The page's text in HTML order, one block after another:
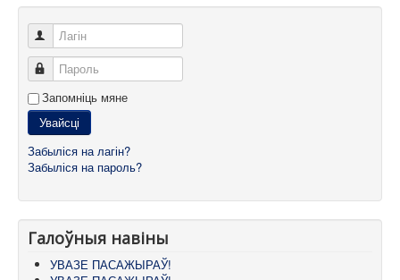
Лагін
Пароль
Запомніць мяне
Увайсці
Забыліся на лагін?
Забыліся на пароль?
Галоўныя навіны
УВАЗЕ ПАСАЖЫРАЎ!